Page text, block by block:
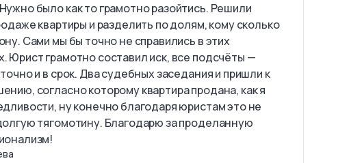
было как то грамотно разойтись. Решили
квартиры и разделить по долям, кому сколько
Сами мы бы точно не справились в этих
Юрист грамотно составил иск, все подсчёты —
и в срок. Два судебных заседания и пришли к
согласно которому квартира продана, как я
ну конечно благодаря юристам это не
тягомотину. Благодарю за проделанную